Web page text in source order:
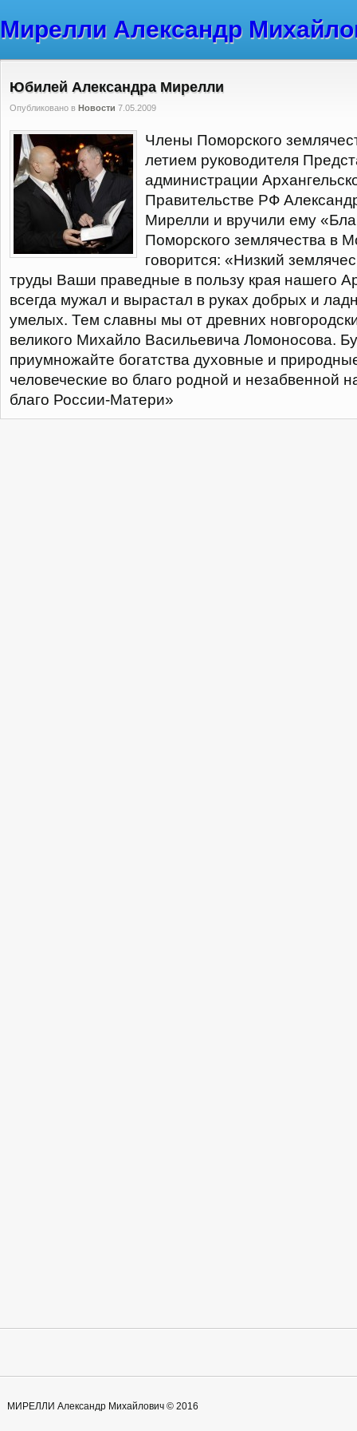
Мирелли Александр
Юбилей Александра Мирелли
Опубликовано в Новости 7.05.2009
Члены Поморского
летием руководителя
администрации
Правительстве РФ
Мирелли и вручили ему
Поморского землячества в
говорится: «Низкий
труды Ваши праведные в пользу края нашего
всегда мужал и вырастал в руках добрых и
умелых. Тем славны мы от древних
великого Михайло Васильевича Ломоносова.
приумножайте богатства духовные и
человеческие во благо родной и незабвенной
благо России-Матери»
МИРЕЛЛИ Александр Михайлович © 2016